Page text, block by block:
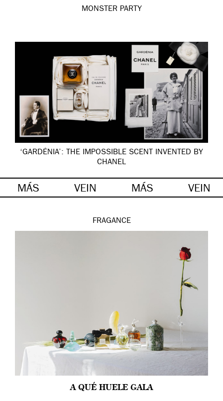
MONSTER PARTY
‘GARDÉNIA’: THE IMPOSSIBLE SCENT INVENTED BY
CHANEL
MÁS VEIN MÁS VEIN
FRAGANCE
A QUÉ HUELE GALA